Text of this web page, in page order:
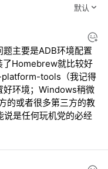
主要是ADB环境配置
了Homebrew就比较好
tools（我记得
好环境；Windows稍微
的或者很多第三方的教
说是任何玩机党的必经